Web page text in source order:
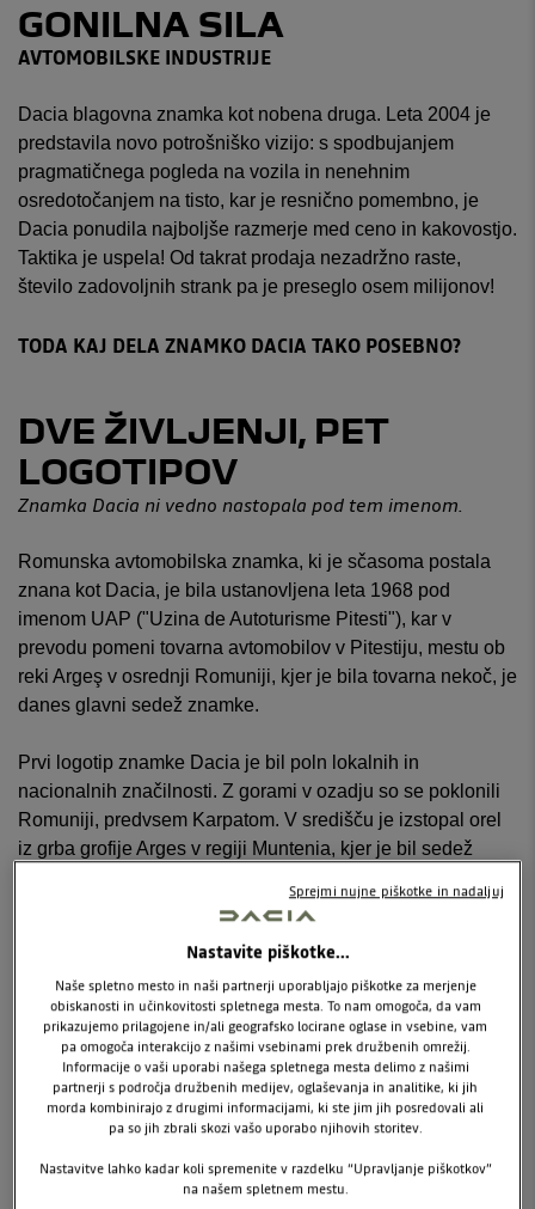
GONILNA SILA
AVTOMOBILSKE INDUSTRIJE
Dacia blagovna znamka kot nobena druga. Leta 2004 je
predstavila novo potrošniško vizijo: s spodbujanjem
pragmatičnega pogleda na vozila in nenehnim
osredotočanjem na tisto, kar je resnično pomembno, je
Dacia ponudila najboljše razmerje med ceno in kakovostjo.
Taktika je uspela! Od takrat prodaja nezadržno raste,
število zadovoljnih strank pa je preseglo osem milijonov!
TODA KAJ DELA ZNAMKO DACIA TAKO POSEBNO?
DVE ŽIVLJENJI, PET
LOGOTIPOV
Znamka Dacia ni vedno nastopala pod tem imenom.
Romunska avtomobilska znamka, ki je sčasoma postala
znana kot Dacia, je bila ustanovljena leta 1968 pod
imenom UAP ("Uzina de Autoturisme Pitesti"), kar v
prevodu pomeni tovarna avtomobilov v Pitestiju, mestu ob
reki Argeş v osrednji Romuniji, kjer je bila tovarna nekoč, je
danes glavni sedež znamke.
Prvi logotip znamke Dacia je bil poln lokalnih in
nacionalnih značilnosti. Z gorami v ozadju so se poklonili
Romuniji, predvsem Karpatom. V središču je izstopal orel
iz grba grofije Arges v regiji Muntenia, kjer je bil sedež
poimenovanja Romunije "Dacia", se je prvič pojavilo leta
Skupina Renault je kupila romunskega proizvajalca vozil
Dacia leta 1999. Leta 2003 je logotip ščita prevzel modro
barvo in zaživel na Loganu (vozilo, ki je bilo prvič
predstavljeno leta 2004). To je bil prvi logotip znamke, ki je
presegel meje Romunije in postal prepoznaven po vsej
Evropi! Nekaj let kasneje, ob predstavitvi vozila Dacia
Sandero leta 2008, je znamka predstavila nov logotip.
Modro ozadje je bilo zamenjano s svetlo sivim, osrednji del
Nastavite piškotke...
Naše spletno mesto in naši partnerji uporabljajo piškotke za merjenje
obiskanosti in učinkovitosti spletnega mesta. To nam omogoča, da vam
prikazujemo prilagojene in/ali geografsko locirane oglase in vsebine, vam
pa omogoča interakcijo z našimi vsebinami prek družbenih omrežij.
Informacije o vaši uporabi našega spletnega mesta delimo z našimi
partnerji s področja družbenih medijev, oglaševanja in analitike, ki jih
morda kombinirajo z drugimi informacijami, ki ste jim jih posredovali ali
pa so jih zbrali skozi vašo uporabo njihovih storitev.
Nastavitve lahko kadar koli spremenite v razdelku “Upravljanje piškotkov”
na našem spletnem mestu.
Sprejmi nujne piškotke in nadaljuj